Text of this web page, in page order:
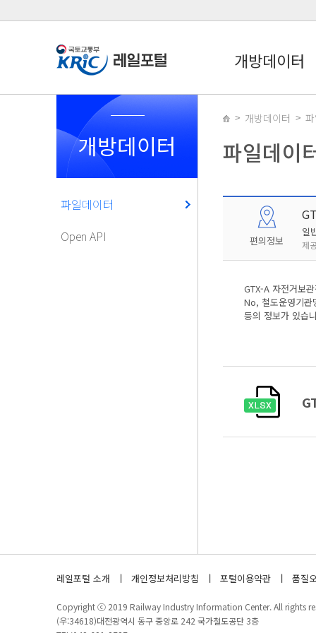
개방데이터
개방데이터
파일데이터
Open API
개방데이터
파일데이
편의정보
일
제
GTX-A 자전거보
No, 철도운영기관
등의 정보가 있습
레일포털 소개 개인정보처리방침 포털이용약관 품질
Copyright ⓒ 2019 Railway Industry Information Center. All rights
(우:34618)대전광역시 동구 중앙로 242 국가철도공단 3층